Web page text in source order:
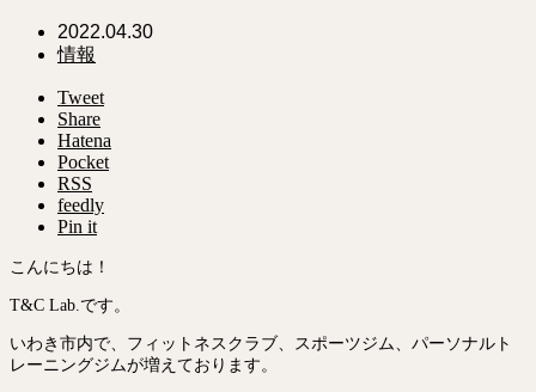
2022.04.30
情報
Tweet
Share
Hatena
Pocket
RSS
feedly
Pin it
こんにちは！
T&C Lab.です。
いわき市内で、フィットネスクラブ、スポーツジム、パーソナルト
レーニングジムが増えております。